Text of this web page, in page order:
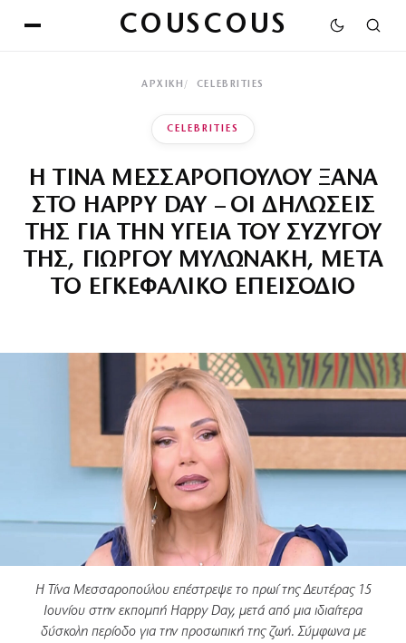
COUSCOUS
ΑΡΧΙΚΉ CELEBRITIES
CELEBRITIES
Η ΤΙΝΑ ΜΕΣΣΑΡΟΠΟΥΛΟΥ ΞΑΝΑ
ΣΤΟ HAPPY DAY – ΟΙ ΔΗΛΩΣΕΙΣ
ΤΗΣ ΓΙΑ ΤΗΝ ΥΓΕΙΑ ΤΟΥ ΣΥΖΥΓΟΥ
ΤΗΣ, ΓΙΩΡΓΟΥ ΜΥΛΩΝΑΚΗ, ΜΕΤΑ
ΤΟ ΕΓΚΕΦΑΛΙΚΟ ΕΠΕΙΣΟΔΙΟ
Η Τίνα Μεσσαροπούλου επέστρεψε το πρωί της Δευτέρας 15
Ιουνίου στην εκπομπή Happy Day, μετά από μια ιδιαίτερα
δύσκολη περίοδο για την προσωπική της ζωή. Σύμφωνα με